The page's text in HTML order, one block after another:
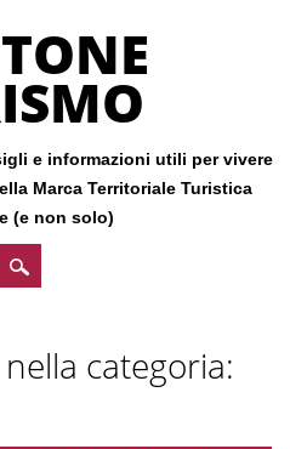
e informazioni utili per vivere
Marca Territoriale Turistica
(e non solo)
categoria: